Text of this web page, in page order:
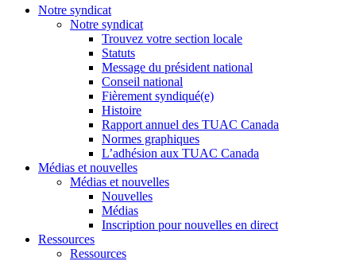
Notre syndicat
Notre syndicat
Trouvez votre section locale
Statuts
Message du président national
Conseil national
Fièrement syndiqué(e)
Histoire
Rapport annuel des TUAC Canada
Normes graphiques
L’adhésion aux TUAC Canada
Médias et nouvelles
Médias et nouvelles
Nouvelles
Médias
Inscription pour nouvelles en direct
Ressources
Ressources